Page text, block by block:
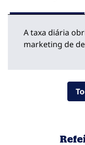
A taxa diária
marketing de